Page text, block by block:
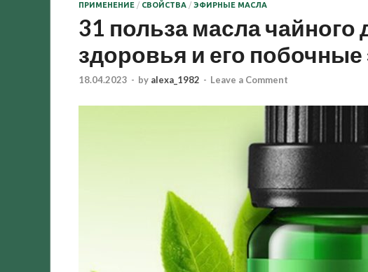
ПРИМЕНЕНИЕ / СВОЙСТВА / ЭФИРНЫЕ МАСЛА
31 польза масла чайного
здоровья и его
18.04.2023 - by alexa_1982 - Leave a Comment